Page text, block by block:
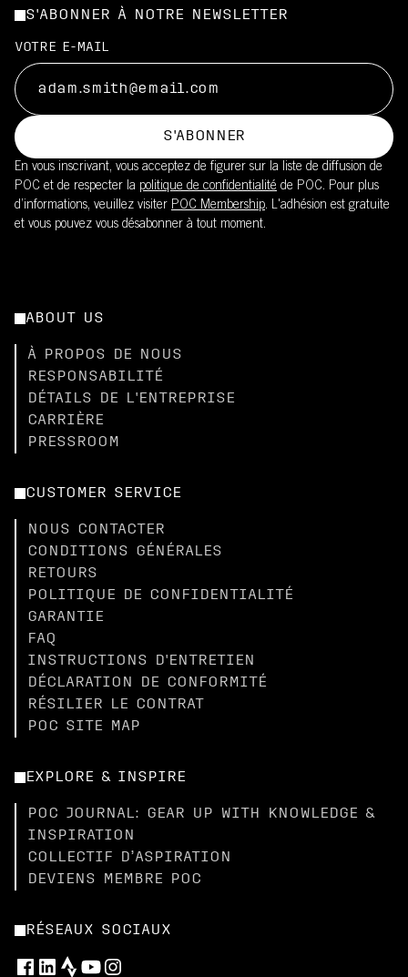
S'ABONNER À NOTRE NEWSLETTER
VOTRE E-MAIL
S'ABONNER
En vous inscrivant, vous acceptez de figurer sur la liste de diffusion de
POC et de respecter la politique de confidentialité de POC. Pour plus
d’informations, veuillez visiter POC Membership. L'adhésion est gratuite
et vous pouvez vous désabonner à tout moment.
ABOUT US
À PROPOS DE NOUS
RESPONSABILITÉ
DÉTAILS DE L'ENTREPRISE
CARRIÈRE
PRESSROOM
CUSTOMER SERVICE
NOUS CONTACTER
CONDITIONS GÉNÉRALES
RETOURS
POLITIQUE DE CONFIDENTIALITÉ
GARANTIE
FAQ
INSTRUCTIONS D'ENTRETIEN
DÉCLARATION DE CONFORMITÉ
RÉSILIER LE CONTRAT
POC SITE MAP
EXPLORE & INSPIRE
POC JOURNAL: GEAR UP WITH KNOWLEDGE &
INSPIRATION
COLLECTIF D’ASPIRATION
DEVIENS MEMBRE POC
RÉSEAUX SOCIAUX